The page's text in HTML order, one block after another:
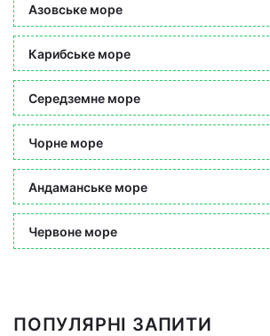
Азовське море
Карибське море
Середземне море
Чорне море
Андаманське море
Червоне море
ПОПУЛЯРНІ ЗАПИТИ